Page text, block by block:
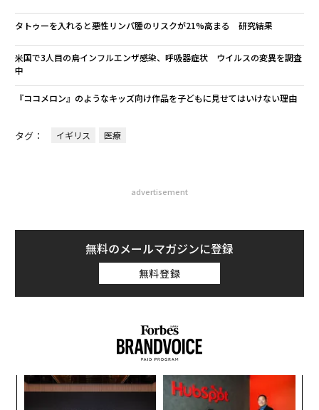
タトゥーを入れると悪性リンパ腫のリスクが21%高まる 研究結果
米国で3人目の鳥インフルエンザ感染、呼吸器症状 ウイルスの変異を調査
中
『ココメロン』のようなキッズ向け作品を子どもに見せてはいけない理由
タグ： イギリス 医療
advertisement
無料のメールマガジンに登録
無料登録